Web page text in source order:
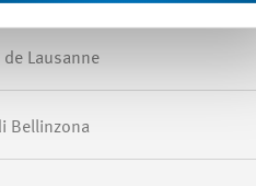
de Lausanne
Bellinzona